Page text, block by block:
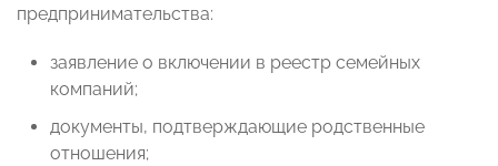
предпринимательства:
заявление о включении в реестр семейных
компаний;
документы, подтверждающие родственные
отношения;